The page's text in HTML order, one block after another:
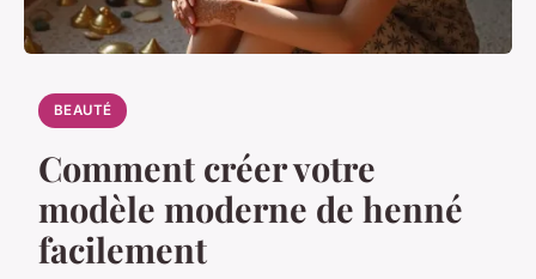
BEAUTÉ
Comment créer votre
modèle moderne de henné
facilement